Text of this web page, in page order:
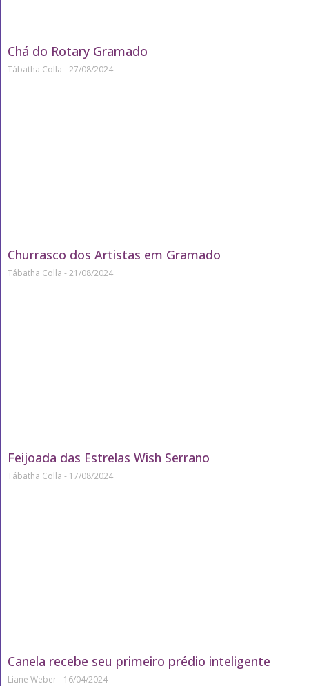
Chá do Rotary Gramado
Tábatha Colla 27/08/2024
Churrasco dos Artistas em Gramado
Tábatha Colla 21/08/2024
Feijoada das Estrelas Wish Serrano
Tábatha Colla 17/08/2024
Canela recebe seu primeiro prédio inteligente
Liane Weber 16/04/2024